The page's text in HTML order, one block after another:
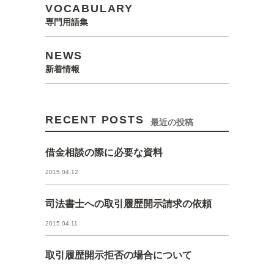
VOCABULARY
専門用語集
NEWS
新着情報
RECENT POSTS 最近の投稿
借金相談の際に必要な資料
2015.04.12
司法書士への取引履歴開示請求の依頼
2015.04.11
取引履歴開示拒否の場合について